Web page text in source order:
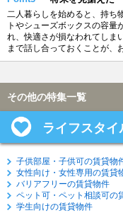
二人暮らしを始めると、持ち
トやシューズボックスの容量
れ、快適さが損なわれてしま
まで話し合っておくことが、
その他の特集一覧
ライフスタイ
子供部屋・子供可の賃貸物
女性向け・女性専用の賃貸
バリアフリーの賃貸物件
ペット可・ペット相談可の
学生向けの賃貸物件